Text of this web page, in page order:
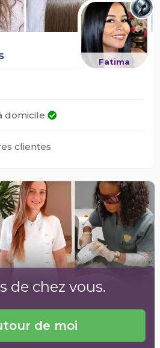
Fatima
domicile
clientes
de chez vous.
de moi